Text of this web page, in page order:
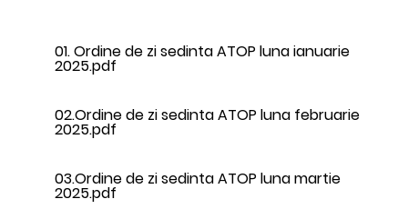
01. Ordine de zi sedinta ATOP luna ianuarie
2025.pdf
02.Ordine de zi sedinta ATOP luna februarie
2025.pdf
03.Ordine de zi sedinta ATOP luna martie
2025.pdf